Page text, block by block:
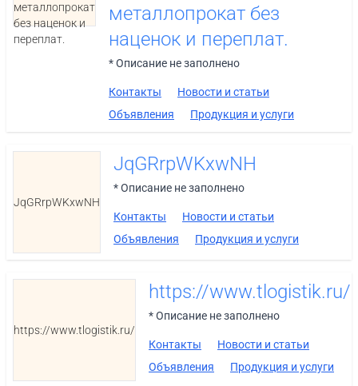
металлопрокат
без наценок и
переплат.
металлопрокат без
наценок и переплат.
* Описание не заполнено
Контакты
Новости и статьи
Объявления
Продукция и услуги
JqGRrpWKxwNH
JqGRrpWKxwNH
* Описание не заполнено
Контакты
Новости и статьи
Объявления
Продукция и услуги
https://www.tlogistik.ru/
https://www.tlogistik.ru/
* Описание не заполнено
Контакты
Новости и статьи
Объявления
Продукция и услуги